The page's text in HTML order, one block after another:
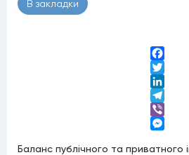
В закладки
Twitter
LinkedIn
Telegram
Viber
Баланс публічного та приватного